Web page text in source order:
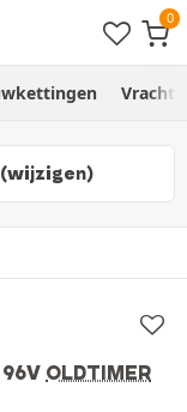
(wijzigen)
OLDTIMER